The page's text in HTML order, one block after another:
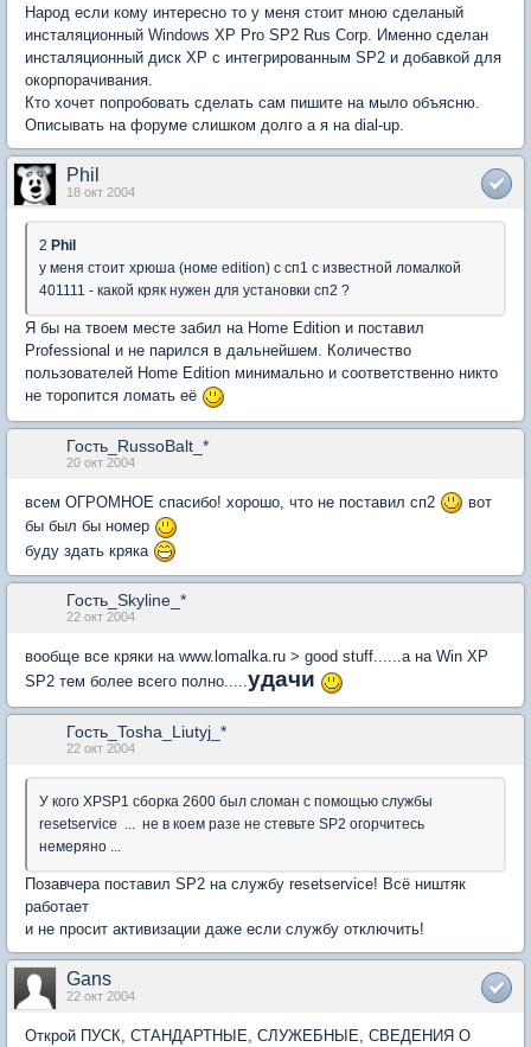
Народ если кому интересно то у меня стоит мною сделаный
инсталяционный Windows XP Pro SP2 Rus Corp. Именно сделан
инсталяционный диск XP с интегрированным SP2 и добавкой для
окорпорачивания.
Кто хочет попробовать сделать сам пишите на мыло объясню.
Описывать на форуме слишком долго а я на dial-up.
Phil
18 окт 2004
2 Phil
у меня стоит хрюша (номе edition) с сп1 с известной ломалкой
401111 - какой кряк нужен для установки сп2 ?
Я бы на твоем месте забил на Home Edition и поставил
Professional и не парился в дальнейшем. Количество
пользователей Home Edition минимально и соответственно никто
не торопится ломать её
Гость_RussoBalt_*
20 окт 2004
всем ОГРОМНОЕ спасибо! хорошо, что не поставил сп2
вот
бы был бы номер
буду здать кряка
Гость_Skyline_*
22 окт 2004
вообще все кряки на www.lomalka.ru > good stuff......а на Win XP
SP2 тем более всего полно.....удачи
Гость_Tosha_Liutyj_*
22 окт 2004
У кого XPSP1 сборка 2600 был сломан с помощью службы
resetservice ... не в коем разе не стевьте SP2 огорчитесь
немеряно ...
Позавчера поставил SP2 на службу resetservice! Всё ништяк
работает
и не просит активизации даже если службу отключить!
Gans
22 окт 2004
Открой ПУСК, СТАНДАРТНЫЕ, СЛУЖЕБНЫЕ, СВЕДЕНИЯ О